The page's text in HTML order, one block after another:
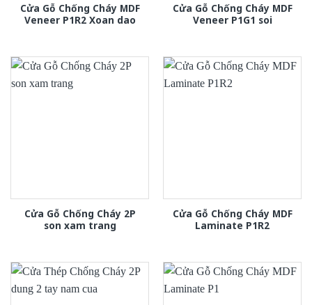
Cửa Gỗ Chống Cháy MDF
Veneer P1R2 Xoan dao
Cửa Gỗ Chống Cháy MDF
Veneer P1G1 soi
Cửa Gỗ Chống Cháy 2P
son xam trang
Cửa Gỗ Chống Cháy MDF
Laminate P1R2